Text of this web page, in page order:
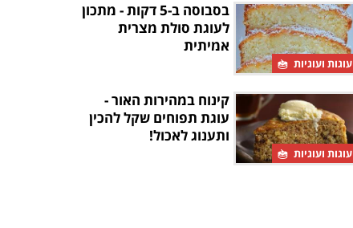
עוגות ועוגיות
בסבוסה ב-5 דקות - מתכון
לעוגת סולת מצרית
אמיתית
עוגות ועוגיות
קינוח במהירות האור -
עוגת תפוחים שקל להכין
ותענוג לאכול!